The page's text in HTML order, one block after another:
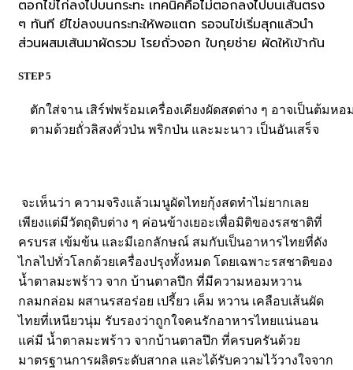
ตอกไข่ไก่ลงไปบนกระทะ เทคนิคคือไม่ตอกลงไปบนเส้นตรง
ๆ ทันที ยีไข่ลงบนกระทะให้พอแตก รอจนไข่เริ่มสุกแล้วนำ
ส่วนผสมเส้นมาผัดรวม โรยถั่วงอก ใบกุยช่าย ผัดให้เข้ากัน
STEP 5
ตักใส่จาน เสิร์ฟพร้อมเครื่องเคียงผัดสดต่าง ๆ อาจเป็นต้ม
ตามด้วยถั่วลิสงคั่วป่น พริกป่น และมะนาว เป็นอันเสร็จ
จะเห็นว่า ความจริงแล้วเมนูผัดไทยกุ้งสดทำไม่ยากเลย
เพียงแต่มีวัตถุดิบต่าง ๆ ค่อนข้างเยอะเพื่อมิติของรสชาติที่
ครบรส เข้มข้น และมีเอกลักษณ์ สมกับเป็นอาหารไทยที่ดัง
ไกลไปทั่วโลกด้วยเครื่องปรุงทั้งหมด โดยเฉพาะรสชาติของ
น้ำตาลมะพร้าว จาก บ้านตาลปึก ที่มีความหอมหวาน
กลมกล่อม ผสานรสอร่อย เปรี้ยว เค็ม หวาน เคลือบเส้นผัด
ไทยที่เหนียวนุ่ม รับรองว่าถูกใจคนรักอาหารไทยแน่นอน
แค่มี น้ำตาลมะพร้าว จากบ้านตาลปึก ที่ครบครันด้วย
มาตรฐานการผลิตระดับสากล และได้รับความไว้วางใจจาก